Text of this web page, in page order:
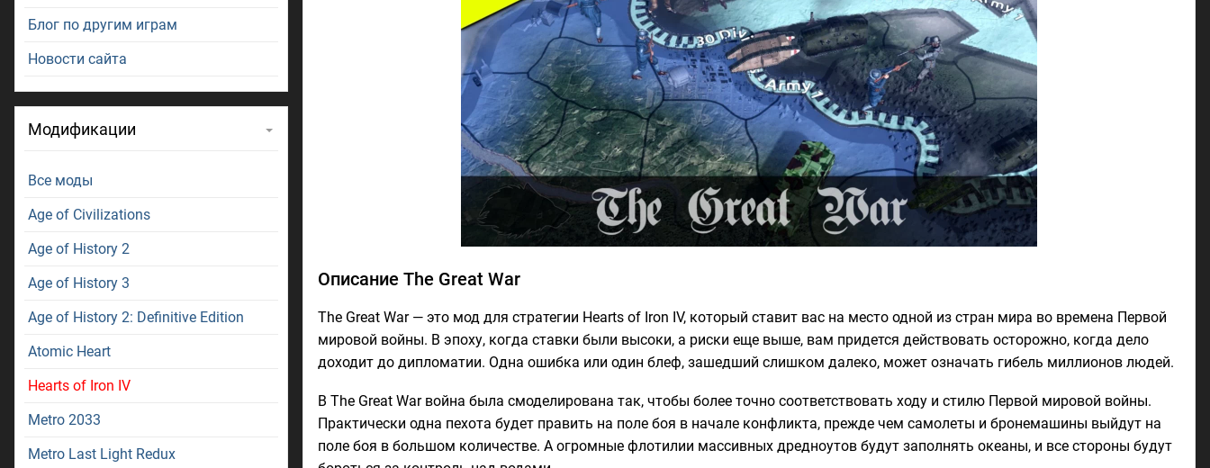
Описание The Great War
The Great War — это мод для стратегии Hearts of Iron IV, который ставит вас на место одной из стран мира во времена Первой
мировой войны. В эпоху, когда ставки были высоки, а риски еще выше, вам придется действовать осторожно, когда дело
доходит до дипломатии. Одна ошибка или один блеф, зашедший слишком далеко, может означать гибель миллионов людей.
В The Great War война была смоделирована так, чтобы более точно соответствовать ходу и стилю Первой мировой войны.
Практически одна пехота будет править на поле боя в начале конфликта, прежде чем самолеты и бронемашины выйдут на
поле боя в большом количестве. А огромные флотилии массивных дредноутов будут заполнять океаны, и все стороны будут
Блог по другим играм
Новости сайта
Модификации
Все моды
Age of Civilizations
Age of History 2
Age of History 3
Age of History 2: Definitive Edition
Atomic Heart
Hearts of Iron IV
Metro 2033
Metro Last Light Redux